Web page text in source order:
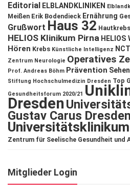
Editorial ELBLANDKLINIKEN
Meißen Erik Bodendieck Ernährung
Grußwort Haus 32 Hautkrebs
HELIOS Klinikum Pirna
Hören Krebs Künstliche Intelligenz NCT
Zentrum Neurologie Operatives
Prof. Andreas Böhm Prävention Sehen
Stiftung Hochschulmedizin Dresden Top
Gesundheitsforum 2020/21
Dresden
Gustav Carus Dresden
Zentrum für Seelische Gesundheit und
Mitglieder Login